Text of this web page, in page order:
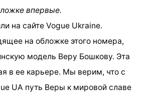
впервые.
на сайте Vogue Ukraine.
на обложке этого номера,
модель Веру Бошкову. Эта
в ее карьере. Мы верим, что с
UA путь Веры к мировой славе